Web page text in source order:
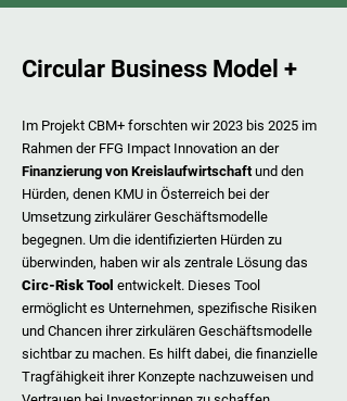
Circular Business Model +
Im Projekt CBM+ forschten wir 2023 bis 2025 im
Rahmen der FFG Impact Innovation an der
Finanzierung von Kreislaufwirtschaftund den
Hürden, denen KMU in Österreich bei der
Umsetzung zirkulärer Geschäftsmodelle
begegnen.​ Um die identifizierten Hürden zu
überwinden, haben wir als zentrale Lösung das
Circ-Risk Tool entwickelt. Dieses Tool
ermöglicht es Unternehmen, spezifische Risiken
und Chancen ihrer zirkulären Geschäftsmodelle
sichtbar zu machen. Es hilft dabei, die finanzielle
Tragfähigkeit ihrer Konzepte nachzuweisen und